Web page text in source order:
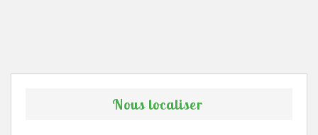
Nous localiser